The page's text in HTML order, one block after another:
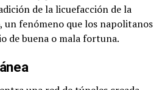
de la licuefacción de la
un fenómeno que los napolitanos
de buena o mala fortuna.